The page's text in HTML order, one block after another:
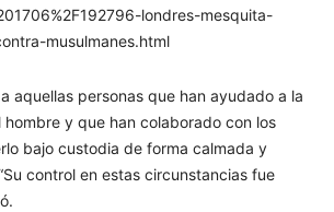
londres-mesquita-
musulmanes.html
aquellas personas que han ayudado a la
hombre y que han colaborado con los
bajo custodia de forma calmada y
control en estas circunstancias fue